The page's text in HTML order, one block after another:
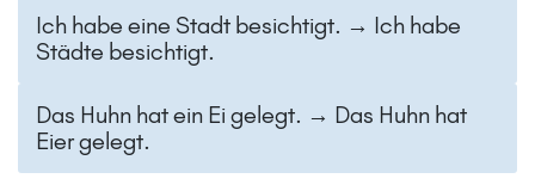
Ich habe eine Stadt besichtigt. → Ich habe
Städte besichtigt.
Das Huhn hat ein Ei gelegt. → Das Huhn hat
Eier gelegt.